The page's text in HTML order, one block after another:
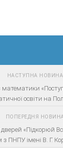
НАСТУПНА НОВИНА
математики
освіти на
ПОПЕРЕДНЯ
«Підкорюй
з ПНПУ імені В. Г.